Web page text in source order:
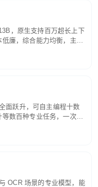
，原生支持百万超长上下
廉，综合能力均衡，主打
创作、基础 RAG、批量
面跃升，可自主编程十数
数百种专业任务，一次对
穿规划、执行与验证全流
。长程任务中自主规划与
OCR 场景的专业模型，能